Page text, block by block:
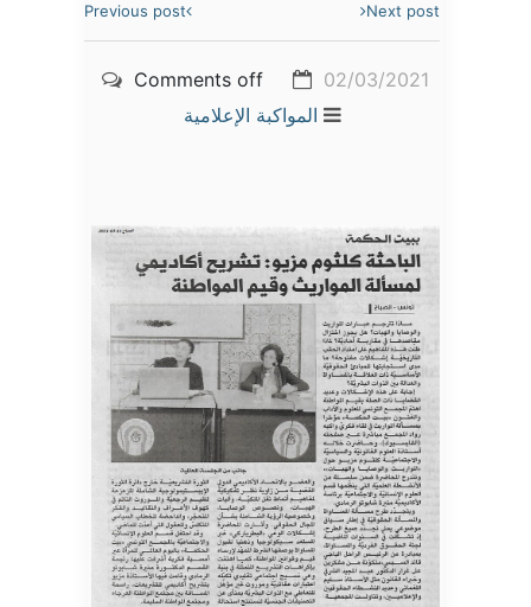
Previous post Next post
02/03/2021
Comments off
المواكبة الإعلامية